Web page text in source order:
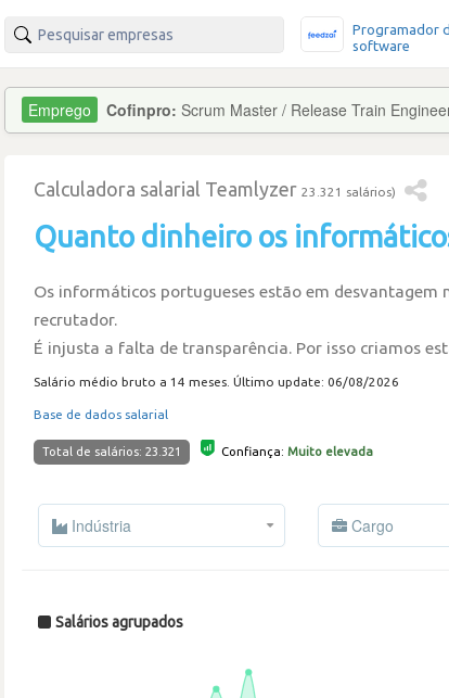
Programador
software
Cofinpro: Scrum Master / Release Train
Calculadora salarial Teamlyzer 23.321 salários)
Quanto dinheiro os
Os informáticos portugueses estão em desvantagem
recrutador.
É injusta a falta de transparência. Por isso criamos
Salário médio bruto a 14 meses. Último update: 06/08/2026
Base de dados salarial
Total de salários: 23.321 Confiança: Muito elevada
Indústria Cargo
Salários agrupados